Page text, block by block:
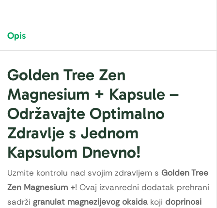
Opis
Golden Tree Zen
Magnesium + Kapsule –
Održavajte Optimalno
Zdravlje s Jednom
Kapsulom Dnevno!
Uzmite kontrolu nad svojim zdravljem s Golden Tree
Zen Magnesium +! Ovaj izvanredni dodatak prehrani
sadrži granulat magnezijevog oksida koji doprinosi